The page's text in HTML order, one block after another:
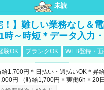
未読
！】難しい業務なし＆
時～時短＊データ入力
験OK ブランクOK WEB登録・
1,700円＊日払い・週払いOK＊昇
円 （時給1,700円 × 実働6h × 20日